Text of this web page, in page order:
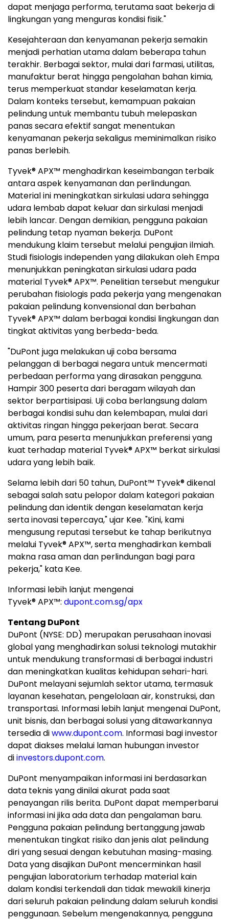
dapat menjaga performa, terutama saat bekerja di
lingkungan yang menguras kondisi fisik."
Kesejahteraan dan kenyamanan pekerja semakin
menjadi perhatian utama dalam beberapa tahun
terakhir. Berbagai sektor, mulai dari farmasi, utilitas,
manufaktur berat hingga pengolahan bahan kimia,
terus memperkuat standar keselamatan kerja.
Dalam konteks tersebut, kemampuan pakaian
pelindung untuk membantu tubuh melepaskan
panas secara efektif sangat menentukan
kenyamanan pekerja sekaligus meminimalkan risiko
panas berlebih.
Tyvek® APX™ menghadirkan keseimbangan terbaik
antara aspek kenyamanan dan perlindungan.
Material ini meningkatkan sirkulasi udara sehingga
udara lembab dapat keluar dan sirkulasi menjadi
lebih lancar. Dengan demikian, pengguna pakaian
pelindung tetap nyaman bekerja. DuPont
mendukung klaim tersebut melalui pengujian ilmiah.
Studi fisiologis independen yang dilakukan oleh Empa
menunjukkan peningkatan sirkulasi udara pada
material Tyvek® APX™. Penelitian tersebut mengukur
perubahan fisiologis pada pekerja yang mengenakan
pakaian pelindung konvensional dan berbahan
Tyvek® APX™ dalam berbagai kondisi lingkungan dan
tingkat aktivitas yang berbeda-beda.
"DuPont juga melakukan uji coba bersama
pelanggan di berbagai negara untuk mencermati
perbedaan performa yang dirasakan pengguna.
Hampir 300 peserta dari beragam wilayah dan
sektor berpartisipasi. Uji coba berlangsung dalam
berbagai kondisi suhu dan kelembapan, mulai dari
aktivitas ringan hingga pekerjaan berat. Secara
umum, para peserta menunjukkan preferensi yang
kuat terhadap material Tyvek® APX™ berkat sirkulasi
udara yang lebih baik.
Selama lebih dari 50 tahun, DuPont™ Tyvek® dikenal
sebagai salah satu pelopor dalam kategori pakaian
pelindung dan identik dengan keselamatan kerja
serta inovasi tepercaya," ujar Kee. "Kini, kami
mengusung reputasi tersebut ke tahap berikutnya
melalui Tyvek® APX™, serta menghadirkan kembali
makna rasa aman dan perlindungan bagi para
pekerja," kata Kee.
Informasi lebih lanjut mengenai
Tyvek®APX™: dupont.com.sg/apx
Tentang DuPont
DuPont (NYSE: DD) merupakan perusahaan inovasi
global yang menghadirkan solusi teknologi mutakhir
untuk mendukung transformasi di berbagai industri
dan meningkatkan kualitas kehidupan sehari-hari.
DuPont melayani sejumlah sektor utama, termasuk
layanan kesehatan, pengelolaan air, konstruksi, dan
transportasi. Informasi lebih lanjut mengenai DuPont,
unit bisnis, dan berbagai solusi yang ditawarkannya
tersedia diwww.dupont.com. Informasi bagi investor
dapat diakses melalui laman hubungan investor
diinvestors.dupont.com.
DuPont menyampaikan informasi ini berdasarkan
data teknis yang dinilai akurat pada saat
penayangan rilis berita. DuPont dapat memperbarui
informasi ini jika ada data dan pengalaman baru.
Pengguna pakaian pelindung bertanggung jawab
menentukan tingkat risiko dan jenis alat pelindung
diri yang sesuai dengan kebutuhan masing-masing.
Data yang disajikan DuPont mencerminkan hasil
pengujian laboratorium terhadap material kain
dalam kondisi terkendali dan tidak mewakili kinerja
dari seluruh pakaian pelindung dalam seluruh kondisi
penggunaan. Sebelum mengenakannya, pengguna